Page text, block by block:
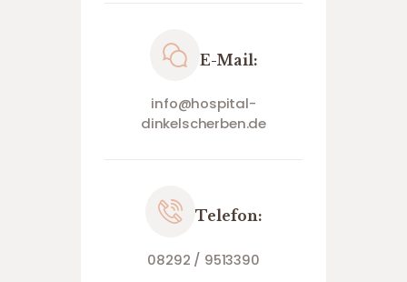
E-Mail:
info@hospital-
dinkelscherben.de
Telefon:
08292 / 9513390